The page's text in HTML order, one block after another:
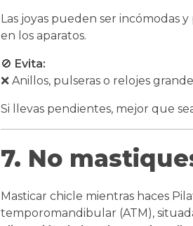
Las joyas pueden ser incómodas
en los aparatos.
🚫 Evita:
❌ Anillos, pulseras o relojes
Si llevas pendientes, mejor que
7. No
Masticar chicle mientras haces
temporomandibular (ATM),